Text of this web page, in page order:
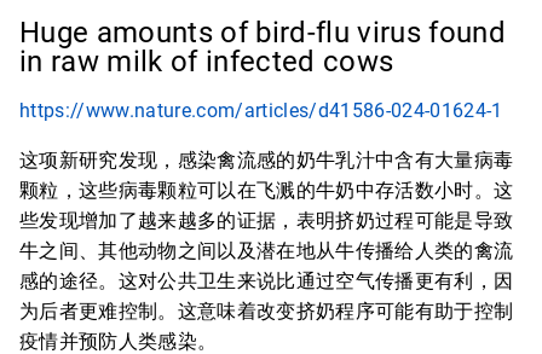
Huge amounts of bird-flu virus found
in raw milk of infected cows
https://www.nature.com/articles/d41586-024-01624-1
这项新研究发现，感染禽流感的奶牛乳汁中含有大量病毒
颗粒，这些病毒颗粒可以在飞溅的牛奶中存活数小时。这
些发现增加了越来越多的证据，表明挤奶过程可能是导致
牛之间、其他动物之间以及潜在地从牛传播给人类的禽流
感的途径。这对公共卫生来说比通过空气传播更有利，因
为后者更难控制。这意味着改变挤奶程序可能有助于控制
疫情并预防人类感染。